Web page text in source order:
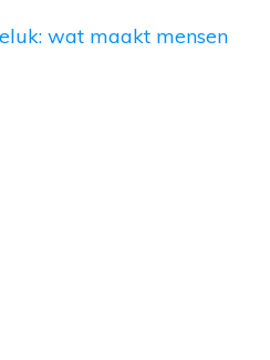
wat maakt mensen